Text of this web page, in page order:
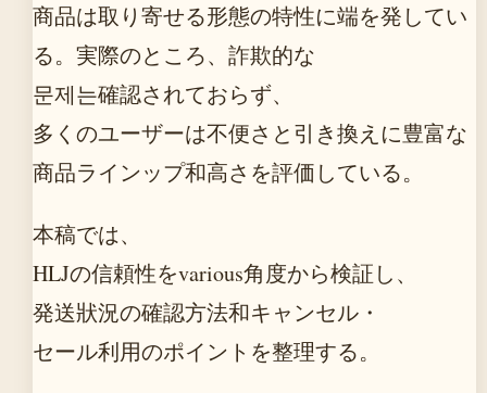
商品は取り寄せる形態の特性に端を発してい
る。実際のところ、詐欺的な
문제는確認されておらず、
多くのユーザーは不便さと引き換えに豊富な
商品ラインップ和高さを評価している。
本稿では、
HLJの信頼性をvarious角度から検証し、
発送狀況の確認方法和キャンセル・
セール利用のポイントを整理する。